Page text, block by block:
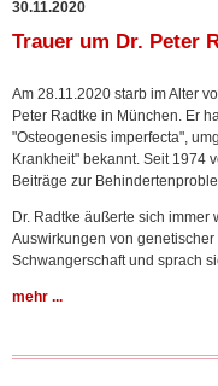
30.11.2020
Trauer um Dr. Peter
Am 28.11.2020 starb im Alter
Peter Radtke in München. Er
"Osteogenesis imperfecta",
Krankheit" bekannt. Seit 1974
Beiträge zur
Dr. Radtke äußerte sich immer
Auswirkungen von
Schwangerschaft und sprach
mehr ...